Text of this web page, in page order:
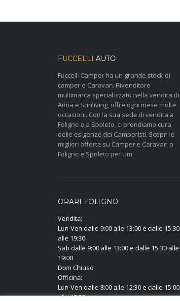
FUCCELLI AUTO
Fuccelli Camper ha un grande stock di
camper e Caravan. Rivenditore
multimarca specializzato nella vendita di
Adria e Sunliving, offre ogni mese molte
occasioni. Con la sua sede di vendita a
Foligno e a Spoleto, ci prendiamo cura
delle esigenze dei Camperisti. Scopri le
migliori offerte su Camper e Caravan a
Foligno e Spoleto per Um.
ORARI FOLIGNO
Vendita:
Lun-Ven dalle 9:00 alle 13:00 e dalle 15:30
alle 19:30
Sab dalle 9:00 alle 13:00 e dalle 15:30 alle
19:00
Dom Chiuso
Officina:
Lun-Ven dalle 8:00 alle 12:30 e dalle 15:00
alle 18:30